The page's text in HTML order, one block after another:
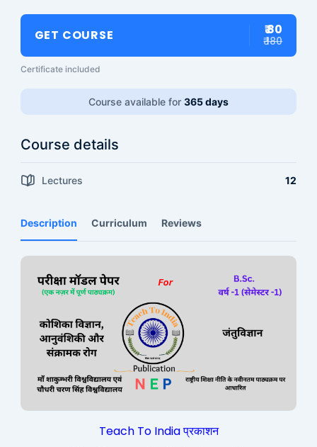
Description Curriculum Reviews
Teach To India प्रकाशन
GET COURSE ₹ 80
₹ 180
Certificate included
Course available for 365 days
Course details
Lectures 12